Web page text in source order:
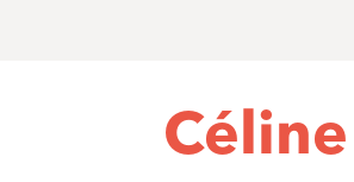
Céline